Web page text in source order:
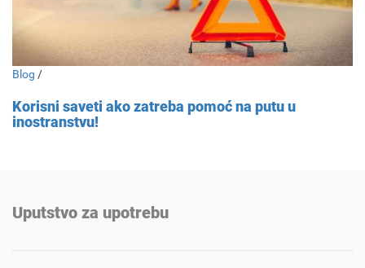
Blog /
Korisni saveti ako zatreba pomoć na putu u
inostranstvu!
Uputstvo za upotrebu